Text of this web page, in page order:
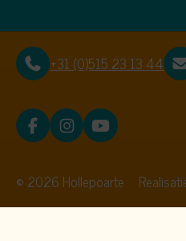
+31 (0)515 23 13 44
© 2026 Hollepoarte